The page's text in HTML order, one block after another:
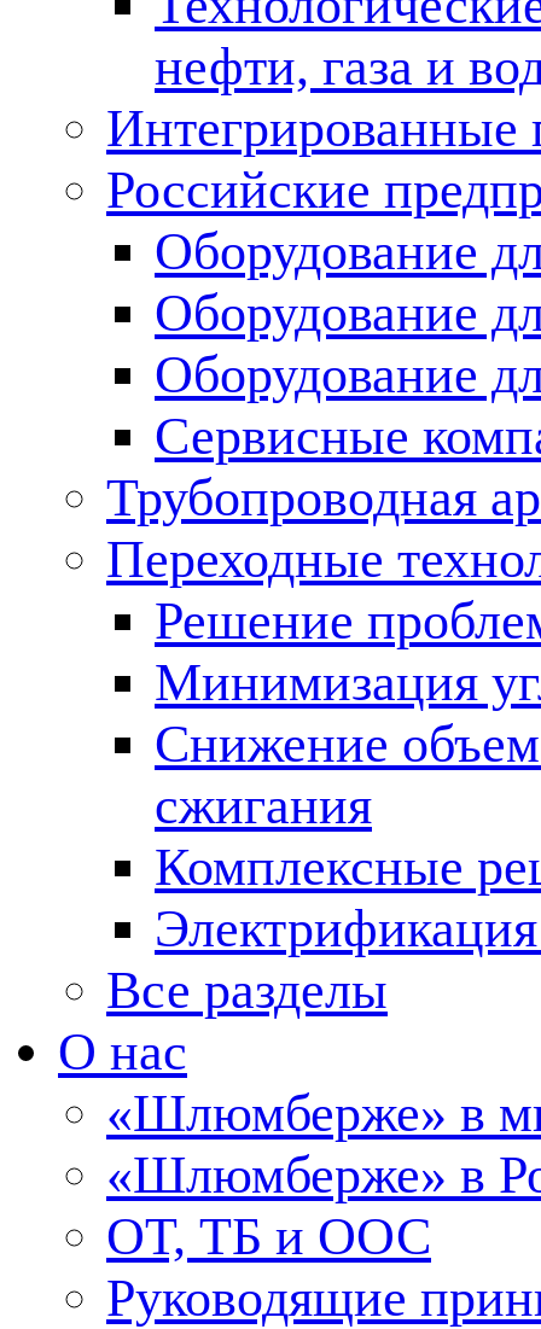
нефти, газа и
Российские
Оборудование
Оборудование
Оборудование
Сервисные
Трубопроводная
Переходные
Решение
Минимизация
Снижение
сжигания
Комплексные
Все разделы
О нас
«Шлюмберже» в
«Шлюмберже» в
ОТ, ТБ и ООС
Руководящие